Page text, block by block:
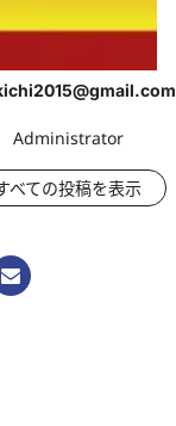
Administrator
べての投稿を表示